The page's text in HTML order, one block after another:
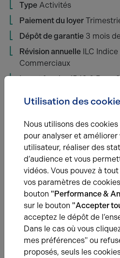
Type Activités
Paiement du loyer
Dépôt de garantie 3 mois
Révision annuelle ILC
Commerciaux
Impot foncier1542 € Base
principal HT / HC à la
Étage
RDC
Total
Utilisation des
Nous utilisons des
pour analyser et
utilisateur, réaliser des
d’audience et vous
vidéos. Vous pouvez à
vos paramètres de
bouton "Performance &
sur le bouton "Accepter
acceptez le dépôt de
Dans le cas où vous
mes préférences" ou
proposés, seuls les